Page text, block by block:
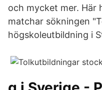
och mycket mer. Här
matchar sökningen
högskoleutbildning i